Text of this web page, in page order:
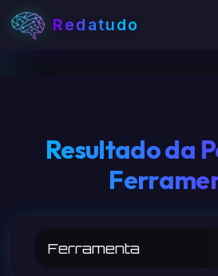
Redatudo
Resultado da